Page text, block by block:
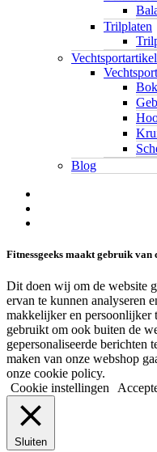
Trilplaten
Blog
Fitnessgeeks maakt gebruik van
Dit doen wij om de website
ervan te kunnen analyseren
makkelijker en persoonlijker
gebruikt om ook buiten de
gepersonaliseerde berichten
maken van onze webshop
onze cookie policy.
Cookie instellingen
Sluiten